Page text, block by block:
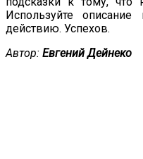
Используйте
действию. Успехов.
Автор: Евгений Дейнеко